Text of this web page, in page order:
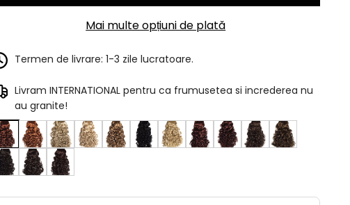
Cret
Cret
Mai multe opțiuni de plată
Termen de livrare: 1-3 zile lucratoare.
Livram INTERNATIONAL pentru ca frumusetea si increderea nu
au granite!